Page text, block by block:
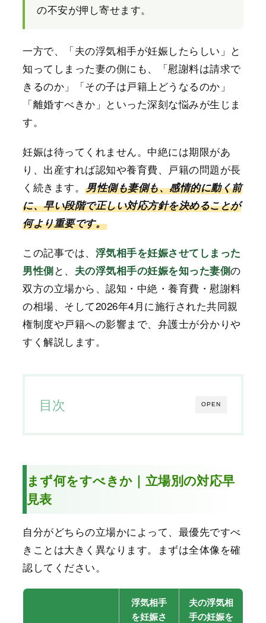
の不安が押し寄せます。
一方で、「夫の浮気相手が妊娠したらしい」と
知ってしまった妻の側にも、「慰謝料は請求で
きるのか」「その子は戸籍上どうなるのか」
「離婚すべきか」といった深刻な悩みが生じま
す。
妊娠は待ってくれません。中絶には期限があ
り、出産すれば認知や養育費、戸籍の問題が長
く続きます。男性側も妻側も、感情的に動く前
に、早い段階で正しい対応方針を決めることが
何より重要です。
この記事では、 浮気相手を妊娠させてしまった
男性側と、 夫の浮気相手の妊娠を知った妻側の
双方の立場から、認知・中絶・養育費・慰謝料
の相場、そして2026年4月に施行された共同親
権制度や戸籍への影響まで、弁護士が分かりや
すく解説します。
OPEN
目次
まず何をすべきか｜立場別の対応早
見表
自分がどちらの立場かによって、最優先ですべ
きことは大きく異なります。まずは全体像を確
認してください。
浮気相手
を妊娠さ
夫の浮気相
手の妊娠を